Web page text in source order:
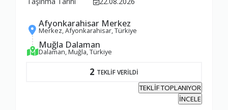
Afyonkarahisar Merkez
Merkez, Afyonkarahisar, Türkiye
Muğla Dalaman
Dalaman, Muğla, Türkiye
2 TEKLİF VERİLDİ
TEKLİF TOPLANIYOR
İNCELE
Fiyatlandırma Dengesi